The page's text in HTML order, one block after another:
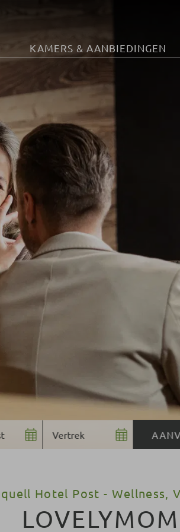
KAMERS & AANBIEDINGEN
Hotel Post - Wellness,